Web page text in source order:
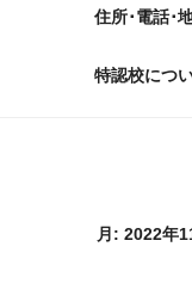
住所･電話･
特認校につ
月: 2022年